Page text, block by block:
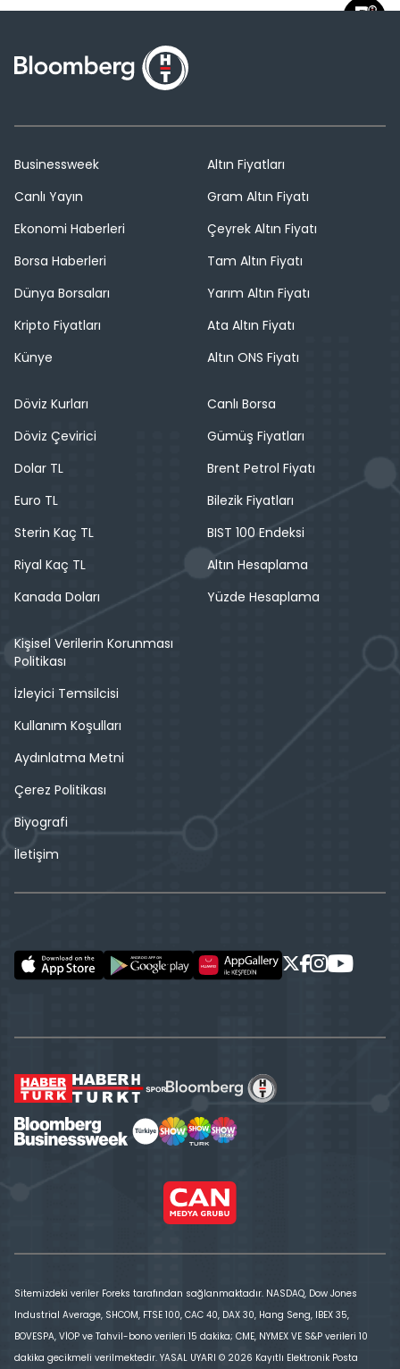
Businessweek
Canlı Yayın
Ekonomi Haberleri
Borsa Haberleri
Dünya Borsaları
Kripto Fiyatları
Künye
Altın Fiyatları
Gram Altın Fiyatı
Çeyrek Altın Fiyatı
Tam Altın Fiyatı
Yarım Altın Fiyatı
Ata Altın Fiyatı
Altın ONS Fiyatı
Döviz Kurları
Döviz Çevirici
Dolar TL
Euro TL
Sterin Kaç TL
Riyal Kaç TL
Kanada Doları
Canlı Borsa
Gümüş Fiyatları
Brent Petrol Fiyatı
Bilezik Fiyatları
BIST 100 Endeksi
Altın Hesaplama
Yüzde Hesaplama
Kişisel Verilerin Korunması
Politikası
İzleyici Temsilcisi
Kullanım Koşulları
Aydınlatma Metni
Çerez Politikası
Biyografi
İletişim
Sitemizdeki veriler Foreks tarafından sağlanmaktadır. NASDAQ, Dow Jones
Industrial Average, SHCOM, FTSE 100, CAC 40, DAX 30, Hang Seng, IBEX 35,
BOVESPA, VİOP ve Tahvil-bono verileri 15 dakika; CME, NYMEX VE S&P verileri 10
dakika gecikmeli verilmektedir. YASAL UYARI © 2026 Kayıtlı Elektronik Posta